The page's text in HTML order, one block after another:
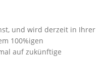
und wird derzeit in Ihrer
100%igen
auf zukünftige